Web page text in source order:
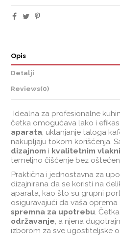
Opis
Detalji
Reviews(0)
Idealna za profesionalne
četka omogućava lako i
aparata, uklanjanje taloga
nakupljaju tokom korišćenja.
dizajnom i kvalitetnim
temeljno čišćenje bez
Praktična i jednostavna za
dizajnirana da se koristi na
aparata, kao što su grupni
osiguravajući da vaša oprema
spremna za upotrebu.
održavanje, a njena
izborom za sve ugostiteljske